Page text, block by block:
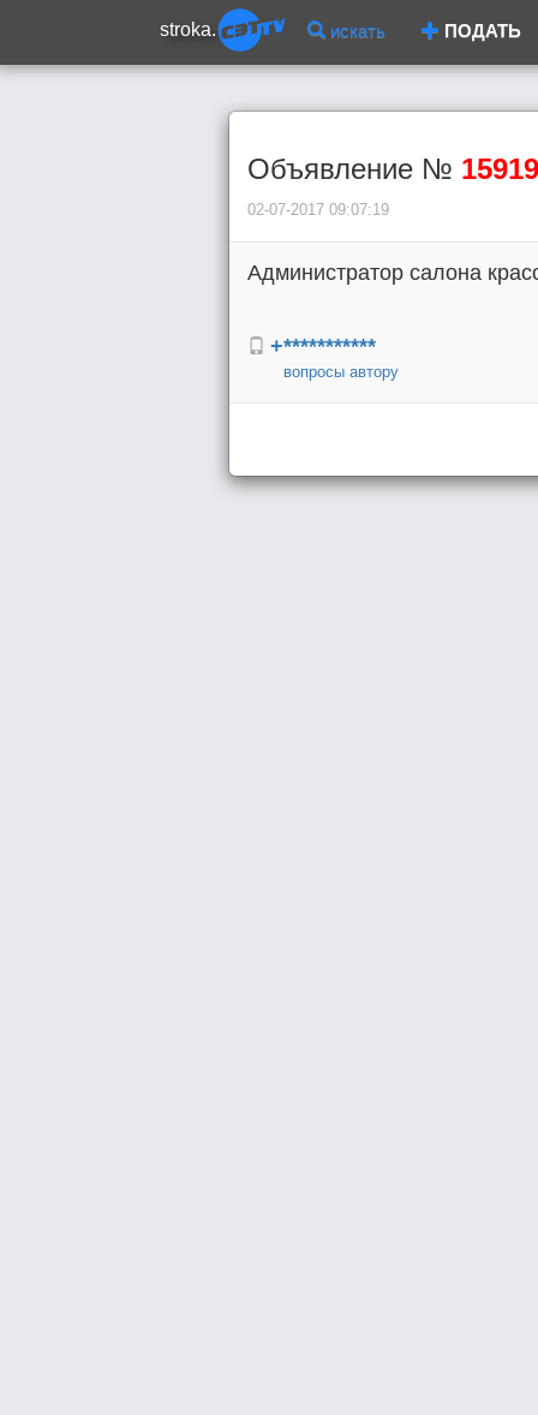
stroka. искать ПОДАТЬ
Объявление № 15919
02-07-2017 09:07:19
Администратор салона
+***********
вопросы автору